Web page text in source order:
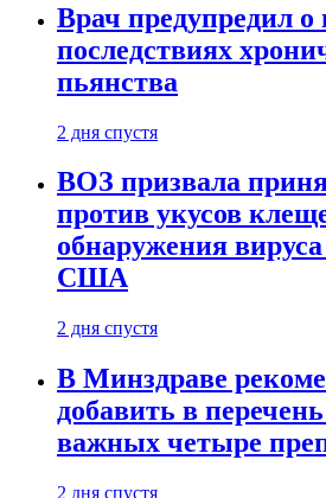
Врач предупредил
последствиях
пьянства
2 дня спустя
ВОЗ призвала
против укусов
обнаружения
США
2 дня спустя
В Минздраве
добавить в
важных четыре
2 дня спустя